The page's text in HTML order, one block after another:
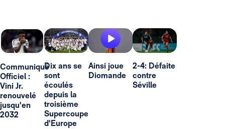
Communiqué
Officiel :
Vini Jr.
renouvelé
jusqu'en
2032
Dix ans se
sont
écoulés
depuis la
troisième
Supercoupe
d'Europe
Ainsi joue
Diomande
2-4: Défaite
contre
Séville